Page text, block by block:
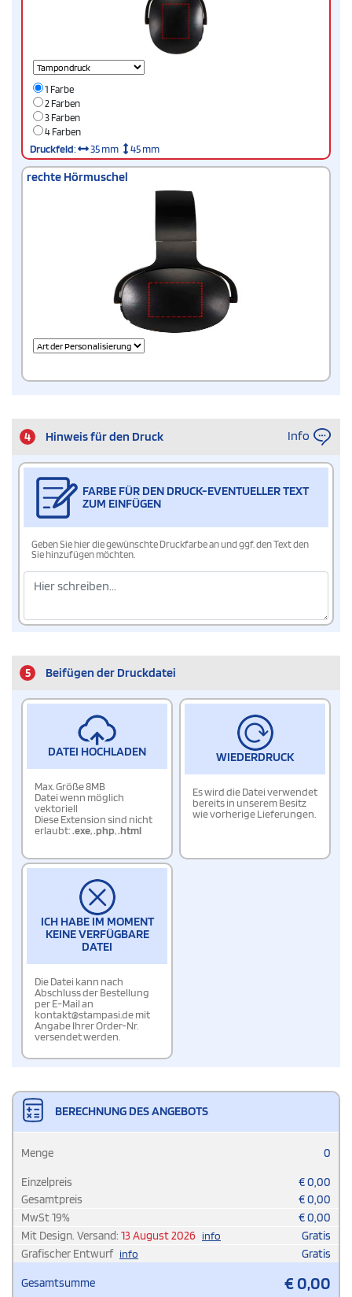
1 Farbe
2 Farben
3 Farben
4 Farben
Druckfeld: 35 mm 45 mm
rechte Hörmuschel
4 Hinweis für den Druck Info
FARBE FÜR DEN DRUCK-EVENTUELLER TEXT
ZUM EINFÜGEN
Geben Sie hier die gewünschte Druckfarbe an und ggf. den Text den
Sie hinzufügen möchten.
5 Beifügen der Druckdatei
DATEI HOCHLADEN
Max. Größe 8MB
Datei wenn möglich
vektoriell
Diese Extension sind nicht
erlaubt:.exe,.php,.html
WIEDERDRUCK
Es wird die Datei verwendet
bereits in unserem Besitz
wie vorherige Lieferungen.
ICH HABE IM MOMENT
KEINE VERFÜGBARE
DATEI
Die Datei kann nach
Abschluss der Bestellung
per E-Mail an
kontakt@stampasi.de mit
Angabe Ihrer Order-Nr.
versendet werden.
BERECHNUNG DES ANGEBOTS
Menge 0
Einzelpreis €0,00
Gesamtpreis
€0,00
MwSt19% €0,00
Mit Design. Versand: 13 August 2026 info
Gratis
Grafischer Entwurf info Gratis
Gesamtsumme €0,00